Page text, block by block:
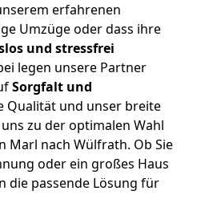
erfahrenen
Umzüge oder dass ihre
und stressfrei
legen unsere Partner
Sorgfalt und
Qualität und unser breite
zu der optimalen Wahl
Marl nach Wülfrath. Ob Sie
oder ein großes Haus
die passende Lösung für